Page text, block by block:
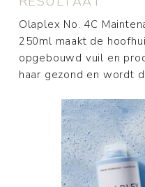
Olaplex No. 4C
250ml maakt de
opgebouwd vuil en
haar gezond en wordt